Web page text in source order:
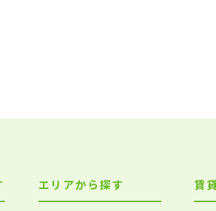
エリアから探す 賃